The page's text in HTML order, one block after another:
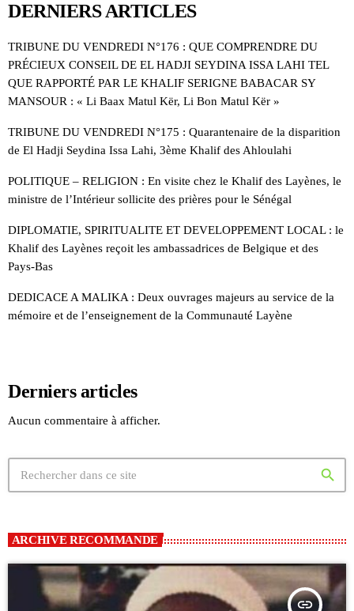
DERNIERS ARTICLES
TRIBUNE DU VENDREDI N°176 : QUE COMPRENDRE DU
PRÉCIEUX CONSEIL DE EL HADJI SEYDINA ISSA LAHI TEL
QUE RAPPORTÉ PAR LE KHALIF SERIGNE BABACAR SY
MANSOUR : « Li Baax Matul Kër, Li Bon Matul Kër »
TRIBUNE DU VENDREDI N°175 : Quarantenaire de la disparition
de El Hadji Seydina Issa Lahi, 3ème Khalif des Ahloulahi
POLITIQUE – RELIGION : En visite chez le Khalif des Layènes, le
ministre de l’Intérieur sollicite des prières pour le Sénégal
DIPLOMATIE, SPIRITUALITE ET DEVELOPPEMENT LOCAL : le
Khalif des Layènes reçoit les ambassadrices de Belgique et des
Pays-Bas
DEDICACE A MALIKA : Deux ouvrages majeurs au service de la
mémoire et de l’enseignement de la Communauté Layène
Derniers articles
Aucun commentaire à afficher.
search
ARCHIVE RECOMMANDE
insert_link